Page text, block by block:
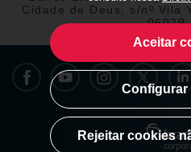
Rejeitar cookies
Configurar
Aceitar
Cidade de Deus, s/nº Vila